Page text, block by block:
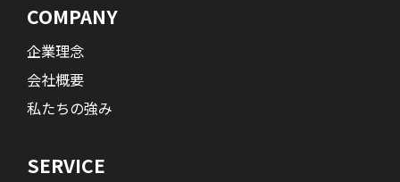
COMPANY
企業理念
会社概要
私たちの強み
SERVICE